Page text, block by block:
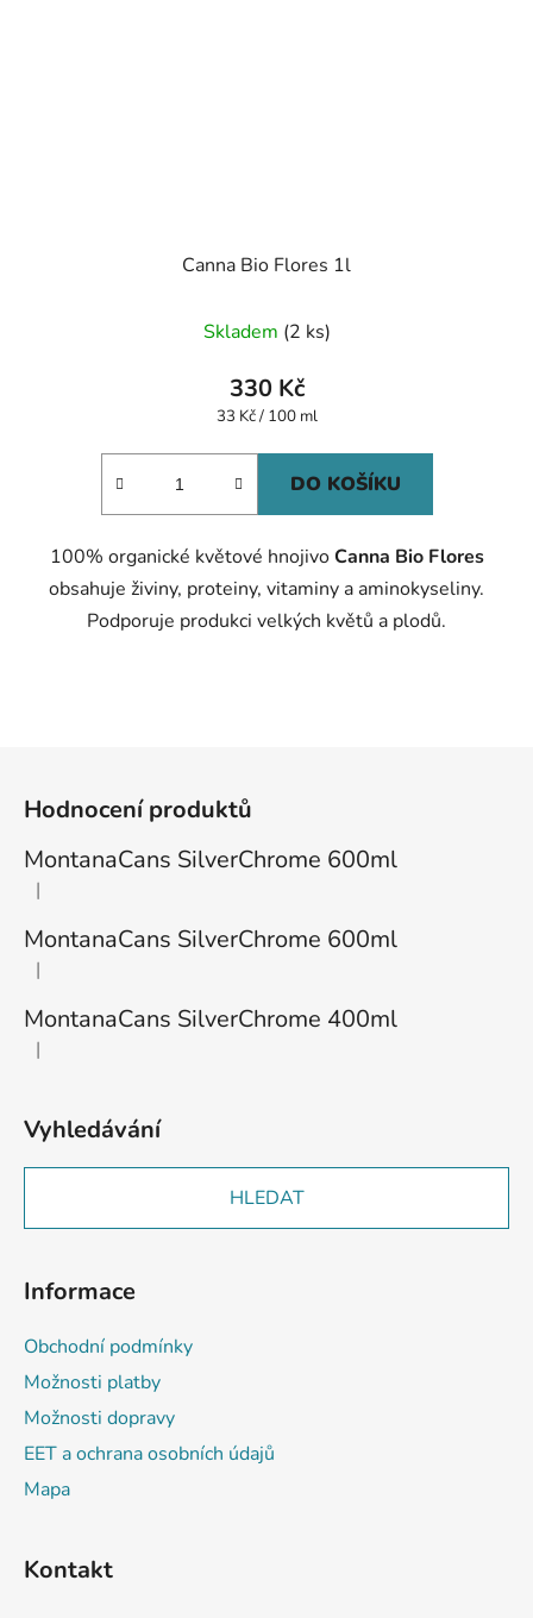
Canna Bio Flores 1l
Skladem (2 ks)
330 Kč
Měrná
33 Kč / 100 ml
DO KOŠÍKU
100% organické květové hnojivoCanna Bio Flores
obsahuje živiny, proteiny, vitaminy a aminokyseliny.
Podporuje produkci velkých květů a plodů.
Hodnocení produktů
MontanaCans SilverChrome 600ml
Hodnocení produktu je 1 z 5 hvězdiček.
|
MontanaCans SilverChrome 600ml
Hodnocení produktu je 3 z 5 hvězdiček.
|
MontanaCans SilverChrome 400ml
Hodnocení produktu je 2 z 5 hvězdiček.
|
Vyhledávání
HLEDAT
Informace
Obchodní podmínky
Možnosti platby
Možnosti dopravy
EET a ochrana osobních údajů
Mapa
Kontakt